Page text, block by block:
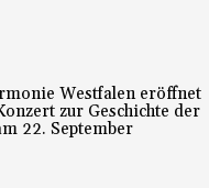
Westfalen eröffnet
zur Geschichte der
22. September